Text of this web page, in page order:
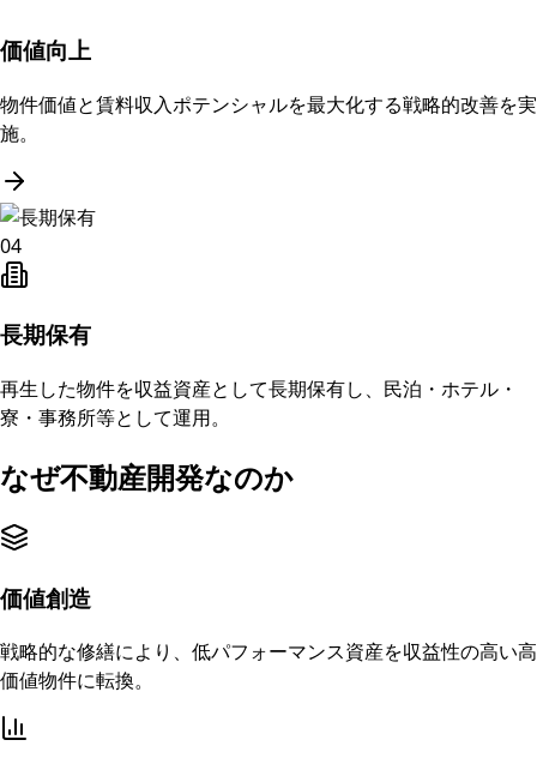
価値向上
物件価値と賃料収入ポテンシャルを最大化する戦略的改善を実
施。
04
長期保有
再生した物件を収益資産として長期保有し、民泊・ホテル・
寮・事務所等として運用。
なぜ不動産開発なのか
価値創造
戦略的な修繕により、低パフォーマンス資産を収益性の高い高
価値物件に転換。